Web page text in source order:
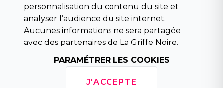
INFORMATIONS
Droit de rétractation
Conditions générales de vente
Horaires d'ouverture
personnalisation du contenu du site et
analyser l’audience du site internet.
Aucunes informations ne sera partagée
avec des partenaires de La Griffe Noire.
PARAMÉTRER LES COOKIES
J'ACCEPTE